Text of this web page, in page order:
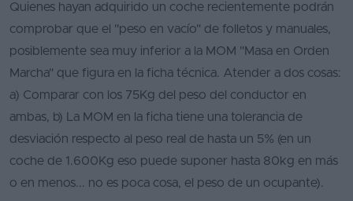
Quienes hayan adquirido un coche recientemente podrán
comprobar que el "peso en vacío" de folletos y manuales,
posiblemente sea muy inferior a la MOM "Masa en Orden
Marcha" que figura en la ficha técnica. Atender a dos cosas:
a) Comparar con los 75Kg del peso del conductor en
ambas, b) La MOM en la ficha tiene una tolerancia de
desviación respecto al peso real de hasta un 5% (en un
coche de 1.600Kg eso puede suponer hasta 80kg en más
o en menos... no es poca cosa, el peso de un ocupante).